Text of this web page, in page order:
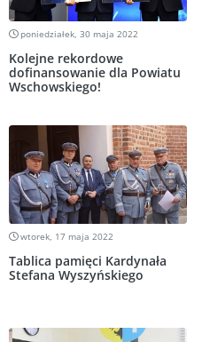
poniedziałek, 30 maja 2022
Kolejne rekordowe
dofinansowanie dla Powiatu
Wschowskiego!
wtorek, 17 maja 2022
Tablica pamięci Kardynała
Stefana Wyszyńskiego